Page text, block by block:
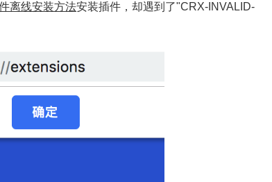
离线安装方法安装插件，却遇到了"CRX-INVALID-